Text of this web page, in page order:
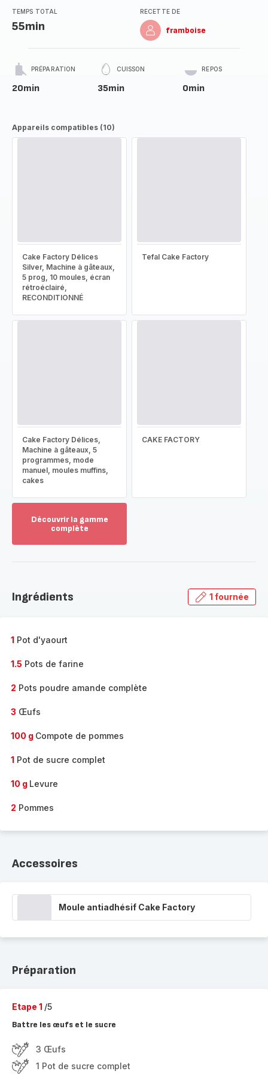
TEMPS TOTAL
55min
RECETTE DE
framboise
PRÉPARATION
20min
CUISSON
35min
REPOS
0min
Appareils compatibles (10)
Cake Factory Délices
Silver, Machine à gâteaux,
5 prog, 10 moules, écran
rétroéclairé,
RECONDITIONNÉ
Tefal Cake Factory
Cake Factory Délices,
Machine à gâteaux, 5
programmes, mode
manuel, moules muffins,
cakes
CAKE FACTORY
Découvrir la gamme
complète
gamme
Ingrédients 1 fournée
1 Pot d'yaourt
1.5 Pots de farine
2 Pots poudre amande complète
3 Œufs
100 g Compote de pommes
1 Pot de sucre complet
10 g Levure
2 Pommes
Accessoires
Moule antiadhésif Cake Factory
Préparation
Etape 1 /5
Battre les œufs et le sucre
3 Œufs
1 Pot de sucre complet